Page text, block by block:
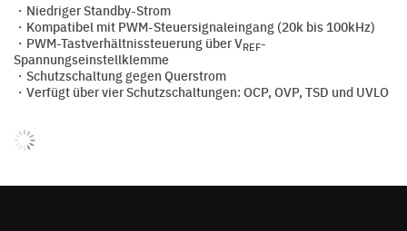
・Niedriger Standby-Strom
・Kompatibel mit PWM-Steuersignaleingang (20k bis 100kHz)
・PWM-Tastverhältnissteuerung über VREF-
Spannungseinstellklemme
・Schutzschaltung gegen Querstrom
・Verfügt über vier Schutzschaltungen: OCP, OVP, TSD und UVLO